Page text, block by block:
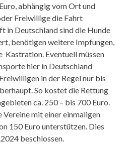
abhängig vom Ort und
Freiwillige die Fahrt
in Deutschland sind die Hunde
benötigen weitere Impfungen,
Kastration. Eventuell müssen
hier in Deutschland
in der Regel nur bis
So kostet die Rettung
ca. 250 – bis 700 Euro.
Vereine mit einer einmaligen
150 Euro unterstützen. Dies
beschlossen.